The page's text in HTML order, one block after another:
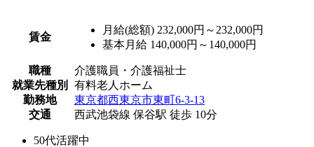
賃金
月給(総額) 232,000円～232,000円
基本月給 140,000円～140,000円
職種
介護職員・介護福祉士
就業先種別
有料老人ホーム
勤務地
東京都西東京市東町6-3-13
交通
西武池袋線 保谷駅 徒歩 10分
50代活躍中